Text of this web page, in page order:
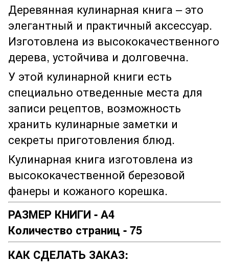
Деревянная кулинарная книга – это
элегантный и практичный аксессуар.
Изготовлена ​​из высококачественного
дерева, устойчива и долговечна.
У этой кулинарной книги есть
специально отведенные места для
записи рецептов, возможность
хранить кулинарные заметки и
секреты приготовления блюд.
Кулинарная книга изготовлена ​​из
высококачественной березовой
фанеры и кожаного корешка.
РАЗМЕР КНИГИ - А4
Количество страниц - 75
КАК СДЕЛАТЬ ЗАКАЗ: